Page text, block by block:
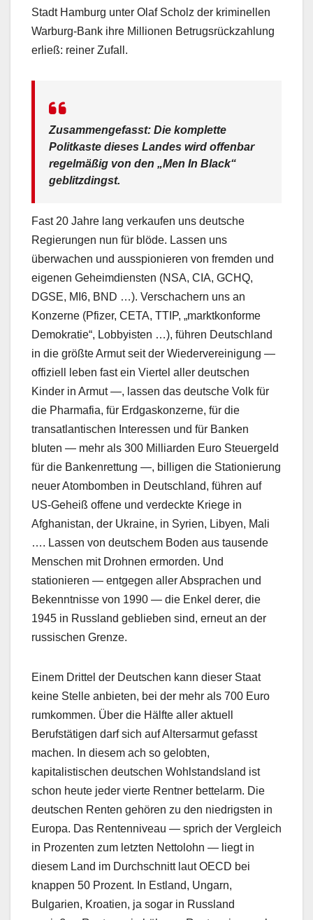
Stadt Hamburg unter Olaf Scholz der kriminellen
Warburg-Bank ihre Millionen Betrugsrückzahlung
erließ: reiner Zufall.
Zusammengefasst: Die komplette
Politkaste dieses Landes wird offenbar
regelmäßig von den „Men In Black“
geblitzdingst.
Fast 20 Jahre lang verkaufen uns deutsche
Regierungen nun für blöde. Lassen uns
überwachen und ausspionieren von fremden und
eigenen Geheimdiensten (NSA, CIA, GCHQ,
DGSE, MI6, BND …). Verschachern uns an
Konzerne (Pfizer, CETA, TTIP, „marktkonforme
Demokratie“, Lobbyisten …), führen Deutschland
in die größte Armut seit der Wiedervereinigung —
offiziell leben fast ein Viertel aller deutschen
Kinder in Armut —, lassen das deutsche Volk für
die Pharmafia, für Erdgaskonzerne, für die
transatlantischen Interessen und für Banken
bluten — mehr als 300 Milliarden Euro Steuergeld
für die Bankenrettung —, billigen die Stationierung
neuer Atombomben in Deutschland, führen auf
US-Geheiß offene und verdeckte Kriege in
Afghanistan, der Ukraine, in Syrien, Libyen, Mali
…. Lassen von deutschem Boden aus tausende
Menschen mit Drohnen ermorden. Und
stationieren — entgegen aller Absprachen und
Bekenntnisse von 1990 — die Enkel derer, die
1945 in Russland geblieben sind, erneut an der
russischen Grenze.
Einem Drittel der Deutschen kann dieser Staat
keine Stelle anbieten, bei der mehr als 700 Euro
rumkommen. Über die Hälfte aller aktuell
Berufstätigen darf sich auf Altersarmut gefasst
machen. In diesem ach so gelobten,
kapitalistischen deutschen Wohlstandsland ist
schon heute jeder vierte Rentner bettelarm. Die
deutschen Renten gehören zu den niedrigsten in
Europa. Das Rentenniveau — sprich der Vergleich
in Prozenten zum letzten Nettolohn — liegt in
diesem Land im Durchschnitt laut OECD bei
knappen 50 Prozent. In Estland, Ungarn,
Bulgarien, Kroatien, ja sogar in Russland